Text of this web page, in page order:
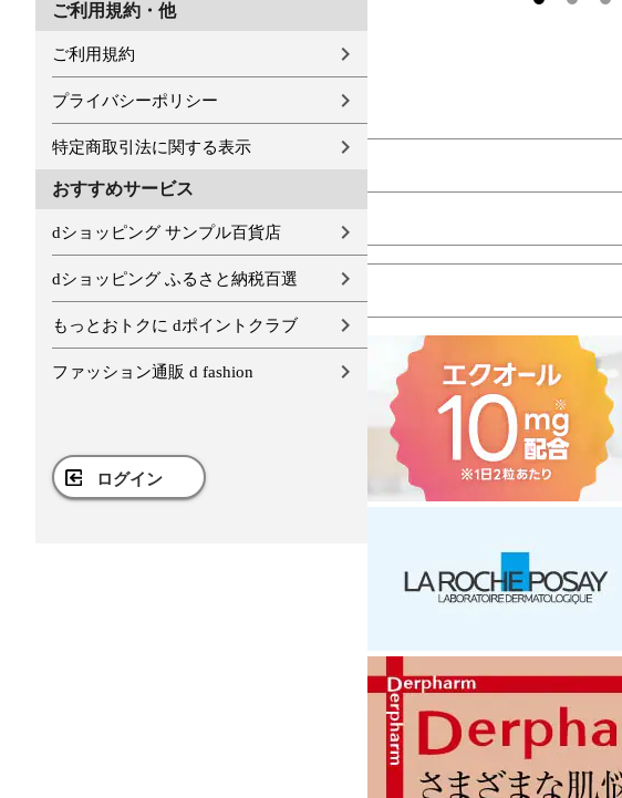
ご利用規約・他
ご利用規約
プライバシーポリシー
特定商取引法に関する表示
おすすめサービス
dショッピング サンプル百貨店
dショッピング ふるさと納税百選
もっとおトクに dポイントクラブ
ファッション通販 d fashion
ログイン